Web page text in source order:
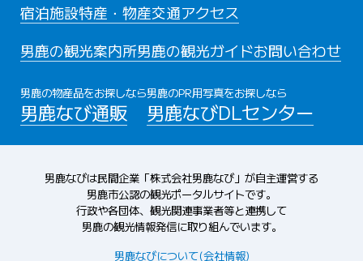
宿泊施設特産・物産交通アクセス
男鹿の観光案内所男鹿の観光ガイドお問い合わせ
男鹿の物産品をお探しなら
男鹿なび通販
男鹿のPR用写真をお探しなら
男鹿なびDLセンター
男鹿なびは民間企業「株式会社男鹿なび」が自主運営する
男鹿市公認の観光ポータルサイトです。
行政や各団体、観光関連事業者等と連携して
男鹿の観光情報発信に取り組んでいます。
男鹿なびについて(会社情報)